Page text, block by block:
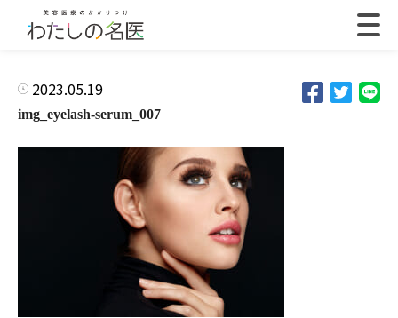
2023.05.19
img_eyelash-serum_007